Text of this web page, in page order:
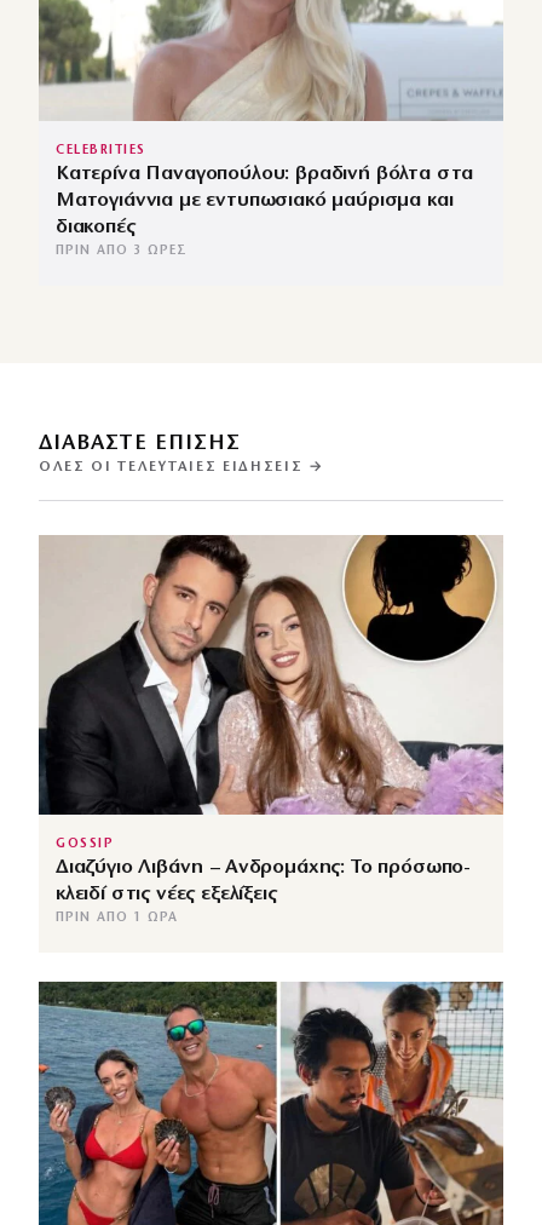
CELEBRITIES
Κατερίνα Παναγοπούλου: βραδινή βόλτα στα
Ματογιάννια με εντυπωσιακό μαύρισμα και
διακοπές
ΠΡΙΝ ΑΠΌ 3 ΏΡΕΣ
ΔΙΑΒΑΣΤΕ ΕΠΙΣΗΣ
ΌΛΕΣ ΟΙ ΤΕΛΕΥΤΑΊΕΣ ΕΙΔΉΣΕΙΣ →
GOSSIP
Διαζύγιο Λιβάνη – Ανδρομάχης: Το πρόσωπο-
κλειδί στις νέες εξελίξεις
ΠΡΙΝ ΑΠΌ 1 ΏΡΑ